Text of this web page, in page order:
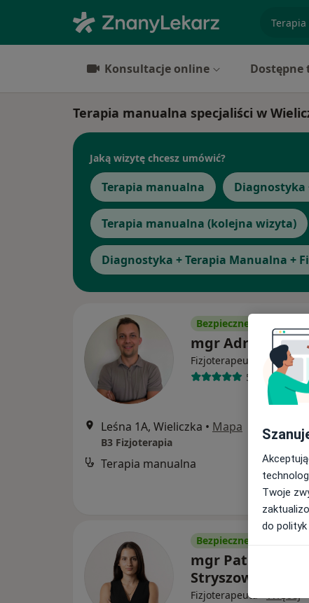
Konsultacje online
Terapia manualna specjaliści w
Jaką wizytę chcesz umówić?
Terapia manualna Diagnostyka
Terapia manualna (kolejna wizyta)
Diagnostyka + Terapia Manualna +
Bezpieczne płatności
mgr Adrian
Fizjoterapeuta Więcej
5 opinii
Leśna 1A, Wieliczka • Mapa
B3 Fizjoterapia
Terapia manualna
Bezpieczne płatności
mgr Patrycja
Stryszowska
Fizjoterapeuta·Więcej
Twoje
do